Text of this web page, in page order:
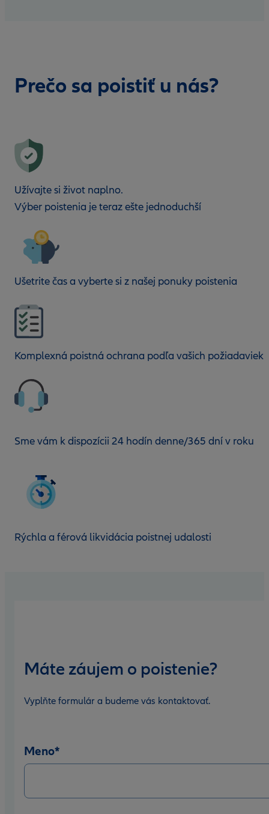
Prečo sa poistiť u nás?
Užívajte si život naplno.
Výber poistenia je teraz ešte jednoduchší
Ušetrite čas a vyberte si z našej ponuky poistenia
Komplexná poistná ochrana podľa vašich požiadaviek
Sme vám k dispozícii 24 hodín denne/365 dní v roku
Rýchla a férová likvidácia poistnej udalosti
Máte záujem o poistenie?
Vyplňte formulár a budeme vás kontaktovať.
Meno*